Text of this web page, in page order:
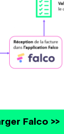
Falco >>